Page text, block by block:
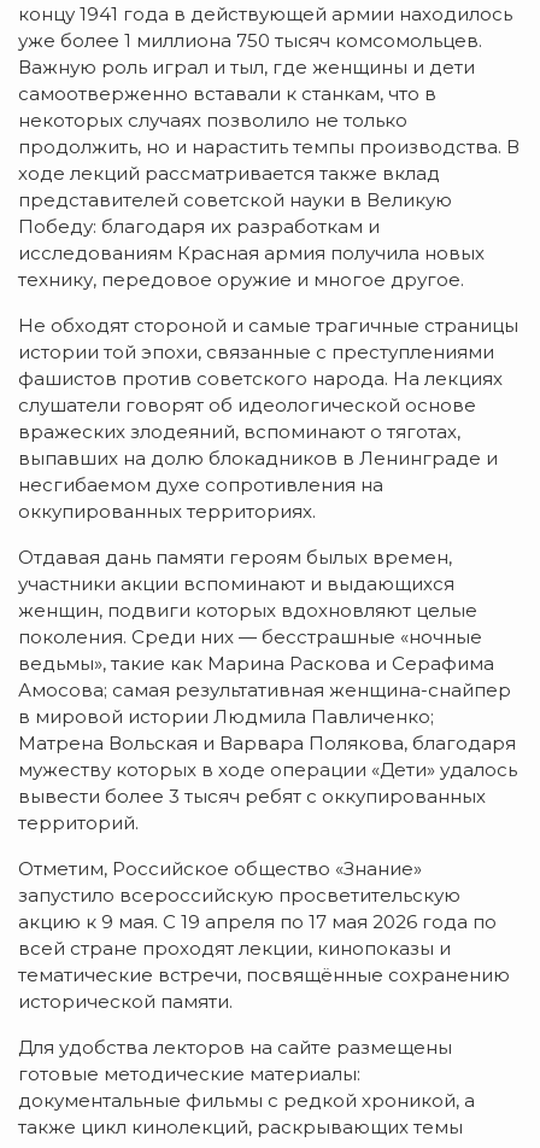
концу 1941 года в действующей армии находилось
уже более 1 миллиона 750 тысяч комсомольцев.
Важную роль играл и тыл, где женщины и дети
самоотверженно вставали к станкам, что в
некоторых случаях позволило не только
продолжить, но и нарастить темпы производства. В
ходе лекций рассматривается также вклад
представителей советской науки в Великую
Победу: благодаря их разработкам и
исследованиям Красная армия получила новых
технику, передовое оружие и многое другое.
Не обходят стороной и самые трагичные страницы
истории той эпохи, связанные с преступлениями
фашистов против советского народа. На лекциях
слушатели говорят об идеологической основе
вражеских злодеяний, вспоминают о тяготах,
выпавших на долю блокадников в Ленинграде и
несгибаемом духе сопротивления на
оккупированных территориях.
Отдавая дань памяти героям былых времен,
участники акции вспоминают и выдающихся
женщин, подвиги которых вдохновляют целые
поколения. Среди них — бесстрашные «ночные
ведьмы», такие как Марина Раскова и Серафима
Амосова; самая результативная женщина-снайпер
в мировой истории Людмила Павличенко;
Матрена Вольская и Варвара Полякова, благодаря
мужеству которых в ходе операции «Дети» удалось
вывести более 3 тысяч ребят с оккупированных
территорий.
Отметим, Российское общество «Знание»
запустило всероссийскую просветительскую
акцию к 9 мая. С 19 апреля по 17 мая 2026 года по
всей стране проходят лекции, кинопоказы и
тематические встречи, посвящённые сохранению
исторической памяти.
Для удобства лекторов на сайте размещены
готовые методические материалы:
документальные фильмы с редкой хроникой, а
также цикл кинолекций, раскрывающих темы